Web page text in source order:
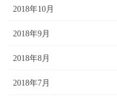
2018年10月
2018年9月
2018年8月
2018年7月